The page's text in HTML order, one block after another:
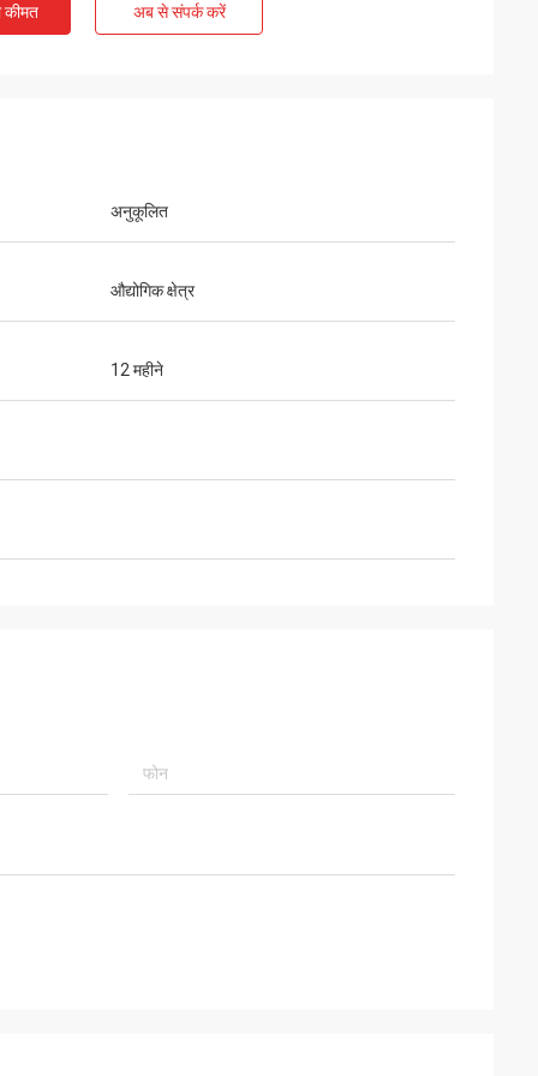
कीमत अब से संपर्क करें
अनुकूलित
औद्योगिक क्षेत्र
12 महीने